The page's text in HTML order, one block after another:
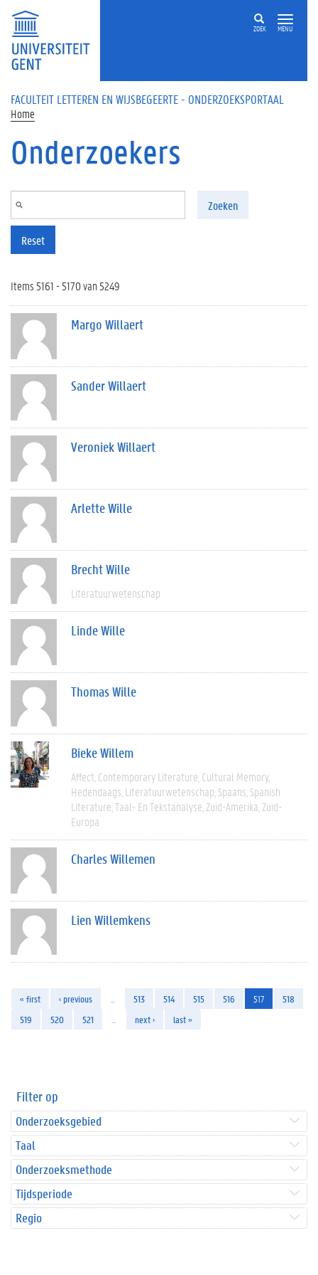
Overslaan en naar de inhoud gaan
ZOEK MENU
FACULTEIT LETTEREN EN WIJSBEGEERTE - ONDERZOEKSPORTAAL
Home
Onderzoekers
Zoeken
Reset
Items 5161 - 5170 van 5249
Margo Willaert
Sander Willaert
Veroniek Willaert
Arlette Wille
Brecht Wille
Literatuurwetenschap
Linde Wille
Thomas Wille
Bieke Willem
Affect Contemporary Literature Cultural Memory
Hedendaags Literatuurwetenschap Spaans Spanish
Literature Taal- En Tekstanalyse Zuid-Amerika Zuid-
Europa
Charles Willemen
Lien Willemkens
« first ‹ previous 513 514 515 516 517
518
519
520 521 next › last »
Filter op
Onderzoeksgebied
Taal
Onderzoeksmethode
Tijdsperiode
Regio